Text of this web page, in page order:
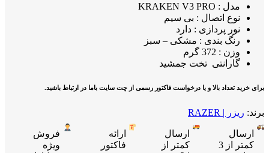
مدل : KRAKEN V3 PRO
نوع اتصال : بی سیم
نور پردازی : دارد
رنگ بندی : مشکی – سبز
وزن : 372 گرم
گارانتی تخت جمشید
برای خرید تعداد بالا و یا درخواست فاکتور رسمی از چت سایت باما در ارتباط باشید.
برند: ریزر | RAZER
ارسال
کمتر از 3
ارسال
کمتر از
ارائه
فاکتور
فروش
ویژه